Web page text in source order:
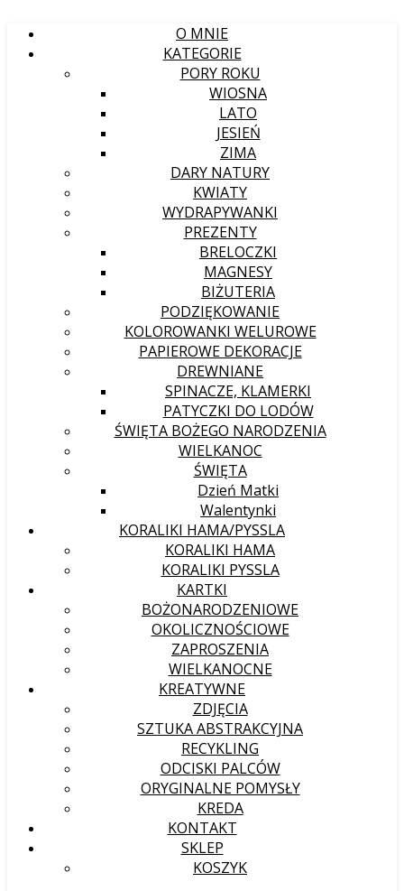
O MNIE
KATEGORIE
PORY ROKU
WIOSNA
LATO
JESIEŃ
ZIMA
DARY NATURY
KWIATY
WYDRAPYWANKI
PREZENTY
BRELOCZKI
MAGNESY
BIŻUTERIA
PODZIĘKOWANIE
KOLOROWANKI WELUROWE
PAPIEROWE DEKORACJE
DREWNIANE
SPINACZE, KLAMERKI
PATYCZKI DO LODÓW
ŚWIĘTA BOŻEGO NARODZENIA
WIELKANOC
ŚWIĘTA
Dzień Matki
Walentynki
KORALIKI HAMA/PYSSLA
KORALIKI HAMA
KORALIKI PYSSLA
KARTKI
BOŻONARODZENIOWE
OKOLICZNOŚCIOWE
ZAPROSZENIA
WIELKANOCNE
KREATYWNE
ZDJĘCIA
SZTUKA ABSTRAKCYJNA
RECYKLING
ODCISKI PALCÓW
ORYGINALNE POMYSŁY
KREDA
KONTAKT
SKLEP
KOSZYK